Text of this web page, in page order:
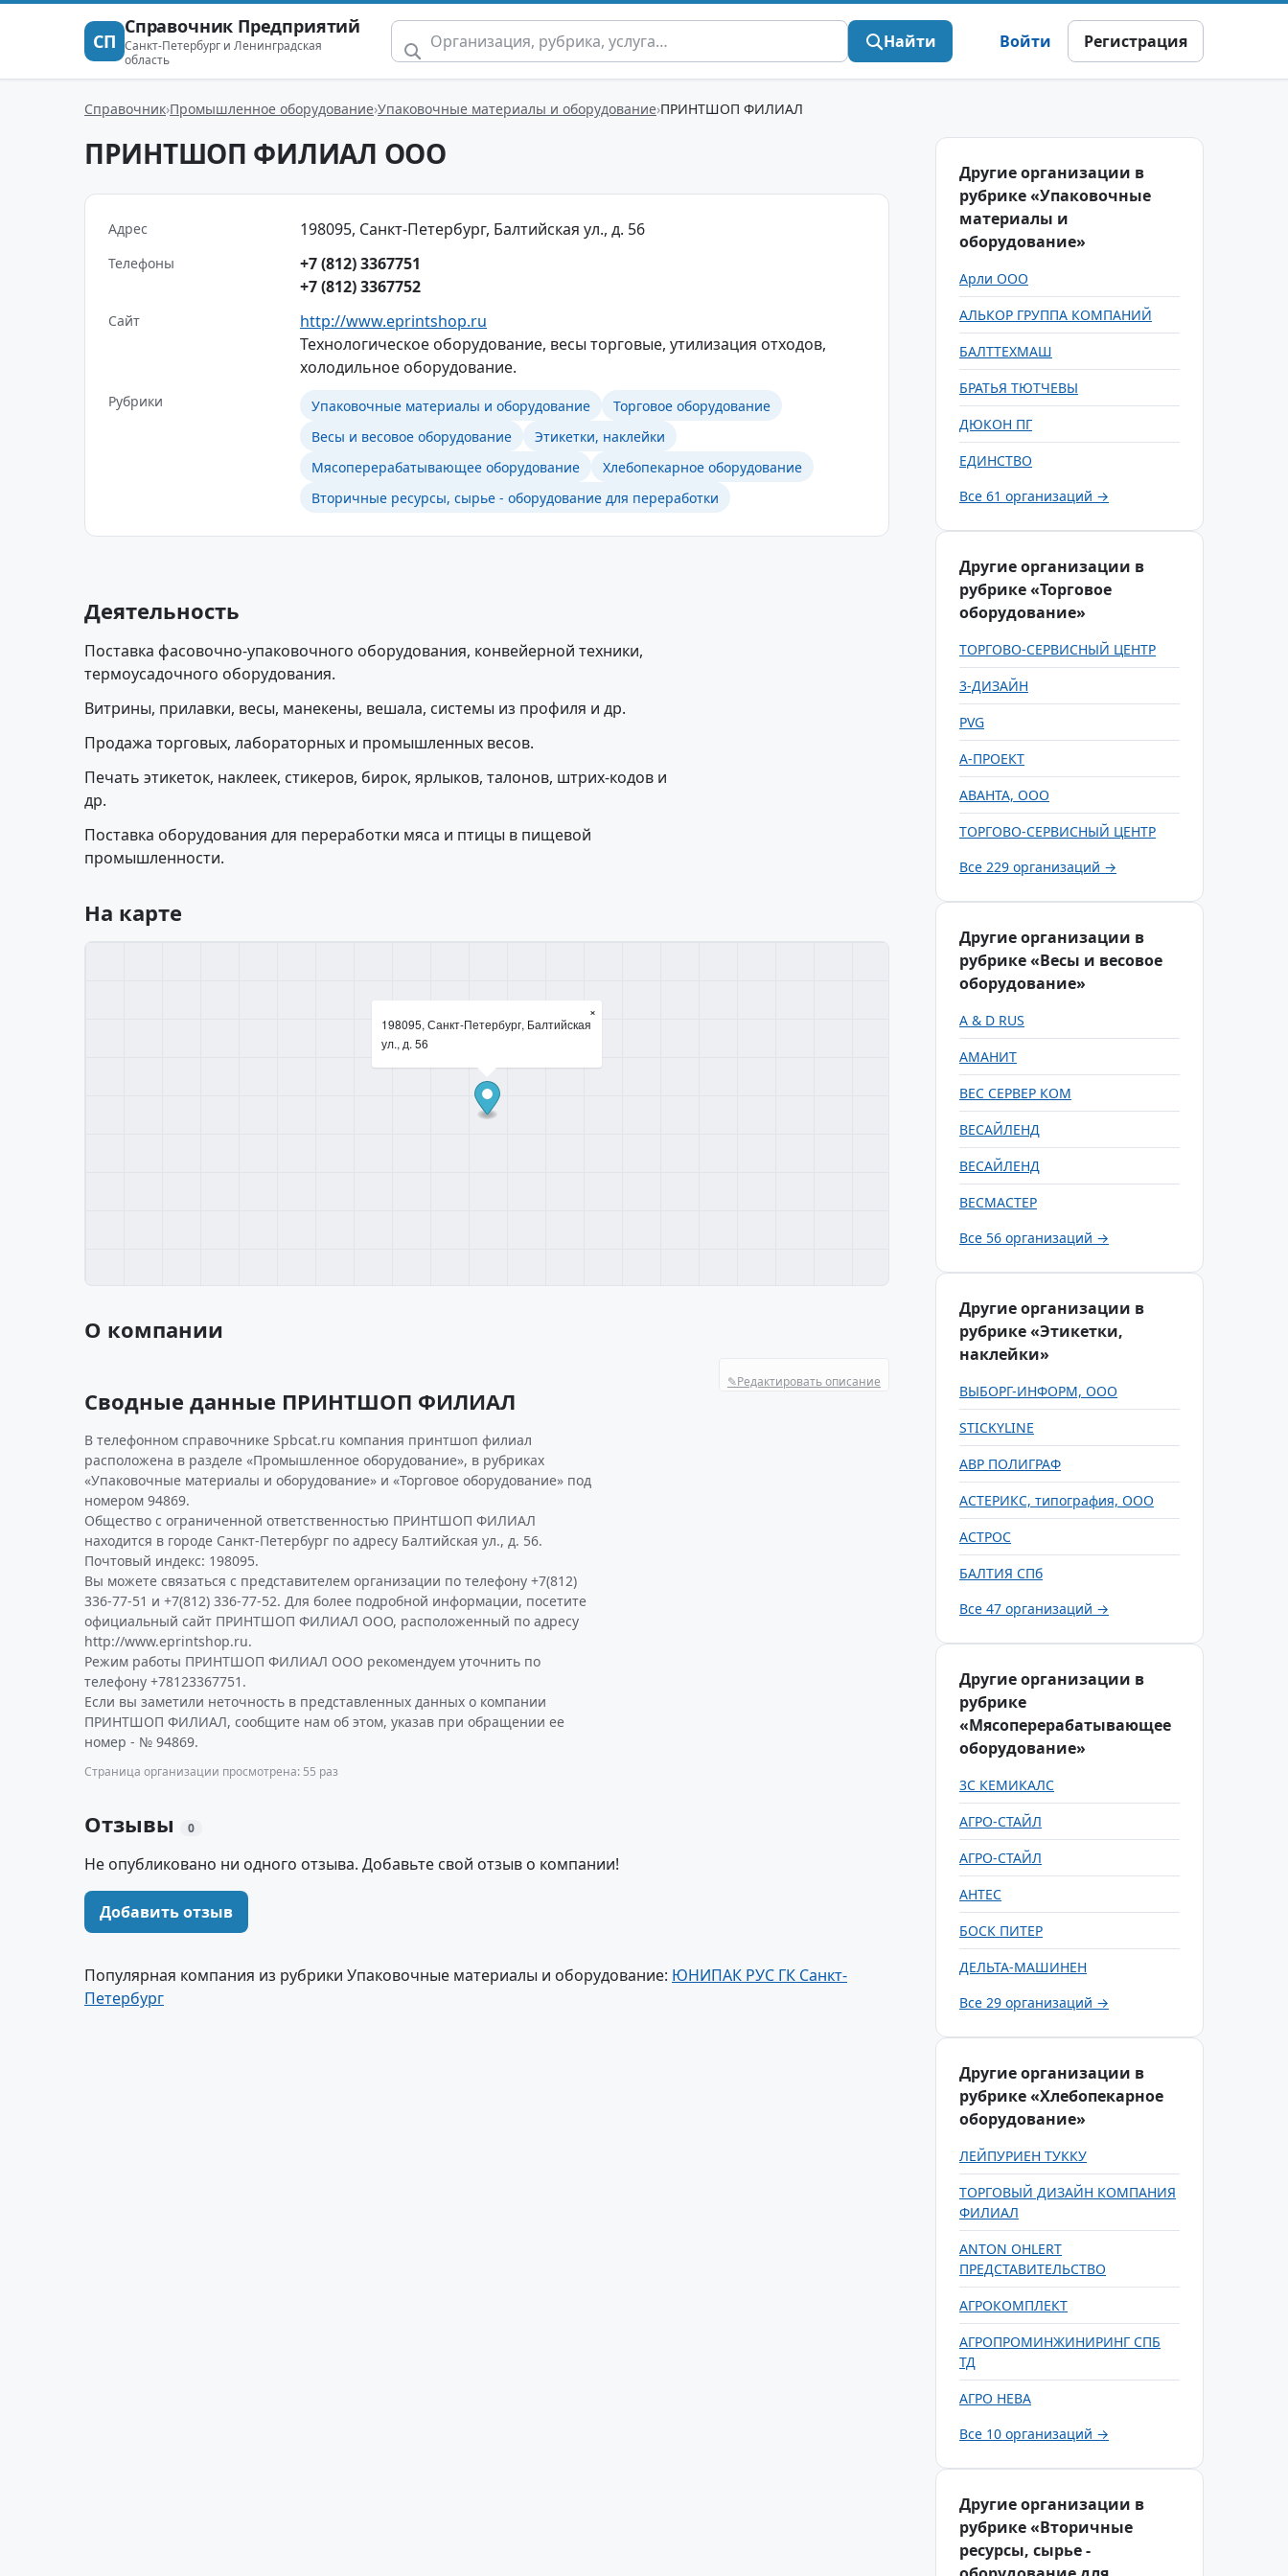
СП
Справочник Предприятий
Санкт-Петербург и Ленинградская
область
Найти Войти Регистрация
Справочник Промышленное оборудование Упаковочные материалы и оборудование ПРИНТШОП ФИЛИАЛ
ПРИНТШОП ФИЛИАЛ ООО
Адрес 198095, Санкт-Петербург, Балтийская ул., д. 56
Телефоны
+7 (812) 3367751
+7 (812) 3367752
Сайт
http://www.eprintshop.ru
Технологическое оборудование, весы торговые, утилизация отходов,
холодильное оборудование.
Рубрики Упаковочные материалы и оборудование
Торговое оборудование
Весы и весовое оборудование
Этикетки, наклейки
Мясоперерабатывающее оборудование
Хлебопекарное оборудование
Вторичные ресурсы, сырье - оборудование для переработки
Деятельность
Поставка фасовочно-упаковочного оборудования, конвейерной техники,
термоусадочного оборудования.
Витрины, прилавки, весы, манекены, вешала, системы из профиля и др.
Продажа торговых, лабораторных и промышленных весов.
Печать этикеток, наклеек, стикеров, бирок, ярлыков, талонов, штрих-кодов и
др.
Поставка оборудования для переработки мяса и птицы в пищевой
промышленности.
На карте
198095, Санкт-Петербург, Балтийская
ул., д. 56
×
О компании
✎Редактировать описание
Сводные данные ПРИНТШОП ФИЛИАЛ
В телефонном справочнике Spbcat.ru компания принтшоп филиал
расположена в разделе «Промышленное оборудование», в рубриках
«Упаковочные материалы и оборудование» и «Торговое оборудование» под
номером 94869.
Общество с ограниченной ответственностью ПРИНТШОП ФИЛИАЛ
находится в городе Санкт-Петербург по адресу Балтийская ул., д. 56.
Почтовый индекс: 198095.
Вы можете связаться с представителем организации по телефону +7(812)
336-77-51 и +7(812) 336-77-52. Для более подробной информации, посетите
официальный сайт ПРИНТШОП ФИЛИАЛ ООО, расположенный по адресу
http://www.eprintshop.ru.
Режим работы ПРИНТШОП ФИЛИАЛ ООО рекомендуем уточнить по
телефону +78123367751.
Если вы заметили неточность в представленных данных о компании
ПРИНТШОП ФИЛИАЛ, сообщите нам об этом, указав при обращении ее
номер - № 94869.
Страница организации просмотрена: 55 раз
Отзывы 0
Не опубликовано ни одного отзыва. Добавьте свой отзыв о компании!
Добавить отзыв
Популярная компания из рубрики Упаковочные материалы и оборудование: ЮНИПАК РУС ГК Санкт-
Петербург
Другие организации в
рубрике «Упаковочные
материалы и
оборудование»
Арли ООО
АЛЬКОР ГРУППА КОМПАНИЙ
БАЛТТЕХМАШ
БРАТЬЯ ТЮТЧЕВЫ
ДЮКОН ПГ
ЕДИНСТВО
Все 61 организаций →
Другие организации в
рубрике «Торговое
оборудование»
ТОРГОВО-СЕРВИСНЫЙ ЦЕНТР
3-ДИЗАЙН
PVG
А-ПРОЕКТ
АВАНТА, ООО
ТОРГОВО-СЕРВИСНЫЙ ЦЕНТР
Все 229 организаций →
Другие организации в
рубрике «Весы и весовое
оборудование»
A & D RUS
АМАНИТ
ВЕС СЕРВЕР КОМ
ВЕСАЙЛЕНД
ВЕСАЙЛЕНД
ВЕСМАСТЕР
Все 56 организаций →
Другие организации в
рубрике «Этикетки,
наклейки»
ВЫБОРГ-ИНФОРМ, ООО
STICKYLINE
АВР ПОЛИГРАФ
АСТЕРИКС, типография, ООО
АСТРОС
БАЛТИЯ СПб
Все 47 организаций →
Другие организации в
рубрике
«Мясоперерабатывающее
оборудование»
3С КЕМИКАЛС
АГРО-СТАЙЛ
АГРО-СТАЙЛ
АНТЕС
БОСК ПИТЕР
ДЕЛЬТА-МАШИНЕН
Все 29 организаций →
Другие организации в
рубрике «Хлебопекарное
оборудование»
ЛЕЙПУРИЕН ТУККУ
ТОРГОВЫЙ ДИЗАЙН КОМПАНИЯ
ФИЛИАЛ
ANTON OHLERT
ПРЕДСТАВИТЕЛЬСТВО
АГРОКОМПЛЕКТ
АГРОПРОМИНЖИНИРИНГ СПБ
ТД
АГРО НЕВА
Все 10 организаций →
Другие организации в
рубрике «Вторичные
ресурсы, сырье -